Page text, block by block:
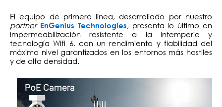
El equipo de primera línea, desarrollado por nuestro
partner EnGenius Technologies, presenta lo último en
impermeabilización resistente a la intemperie y
tecnología Wifi 6, con un rendimiento y fiabilidad del
máximo nivel garantizados en los entornos más hostiles
y de alta densidad.